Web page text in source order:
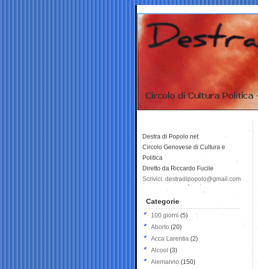
Destra di Popolo.net
Circolo Genovese di Cultura e
Politica
Diretto da Riccardo Fucile
Scrivici: destradipopolo@gmail.com
Categorie
100 giorni (5)
Aborto (20)
Acca Larentia (2)
Alcool (3)
Alemanno (150)